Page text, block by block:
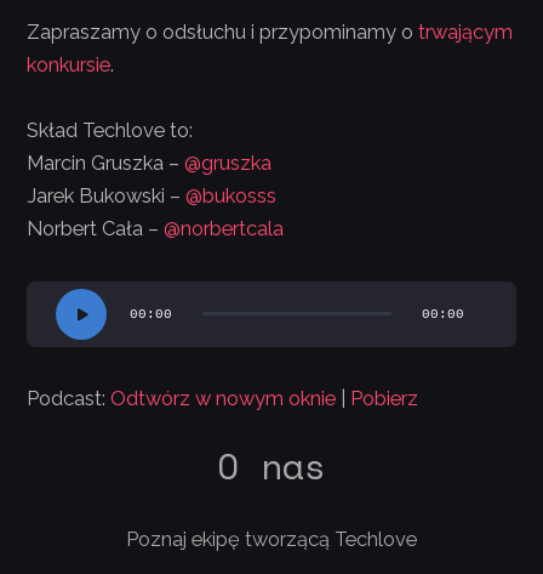
Zapraszamy o odsłuchu i przypominamy otrwającym
konkursie.
Skład Techlove to:
Marcin Gruszka – ‪@gruszka
Jarek Bukowski – ‪@bukosss‬
Norbert Cała –@norbertcala
Odtwarzacz
plików
00:00 00:00
Podcast:Odtwórz w nowym oknie Pobierz
O nas
Poznaj ekipę tworzącą Techlove